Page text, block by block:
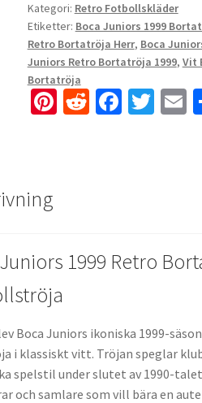
Kategori: Retro Fotbollskläder
Etiketter: Boca Juniors 1999
Retro Bortatröja Herr, Boca
Juniors Retro Bortatröja 1999, Vit
Bortatröja
Pi R Fa T E
1999 Retro
Boca Juniors ikoniska 1999-
i klassiskt vitt. Tröjan speglar
spelstil under slutet av 1990-
och samlare som vill bära en